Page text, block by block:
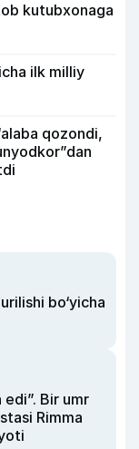
kutubxonaga
ilk milliy
qozondi,
bo‘yicha
Bir umr
Rimma